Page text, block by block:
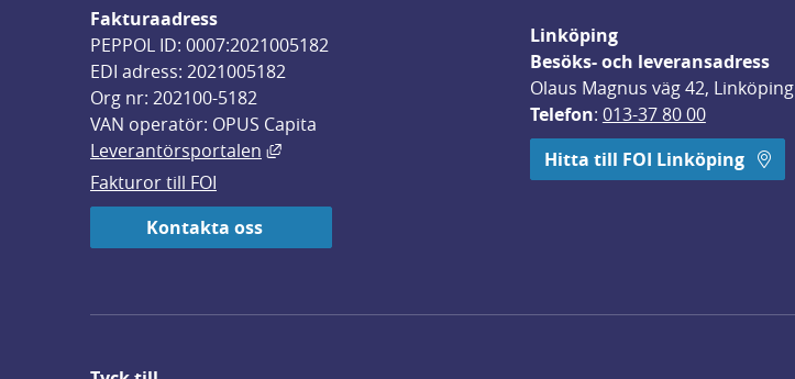
Fakturaadress
PEPPOL ID: 0007:2021005182
EDI adress: 2021005182
Org nr: 202100-5182
VAN operatör: OPUS Capita
Leverantörsportalen
Länk till annan webbplats, öppnas i nytt fönster.
Fakturor till FOI
Kontakta oss
Linköping
Besöks- och leveransadress
Olaus Magnus väg 42, Linköping
Telefon: 013-37 80 00
Hitta till FOI Linköping